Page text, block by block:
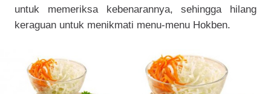
untuk memeriksa kebenarannya, sehingga hilang
keraguan untuk menikmati menu-menu Hokben.